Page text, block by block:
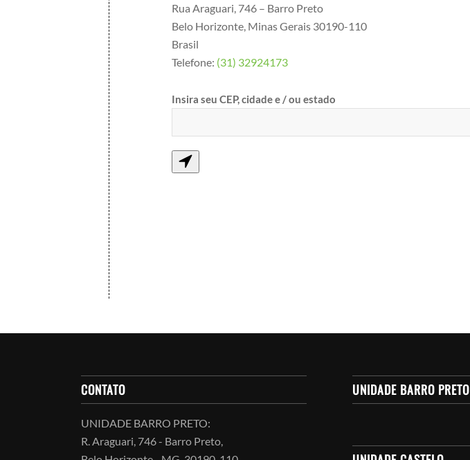
Rua Araguari, 746 – Barro Preto
Belo Horizonte, Minas Gerais 30190-110
Brasil
Telefone: (31) 32924173
Insira seu CEP, cidade e / ou estado
CONTATO
UNIDADE BARRO PRETO:
R. Araguari, 746 - Barro Preto,
UNIDADE BARRO PRETO